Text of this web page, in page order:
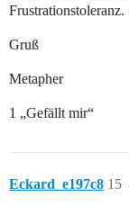
Frustrationstoleranz.
Gruß
Metapher
1 „Gefällt mir“
Eckard_e197c8 15